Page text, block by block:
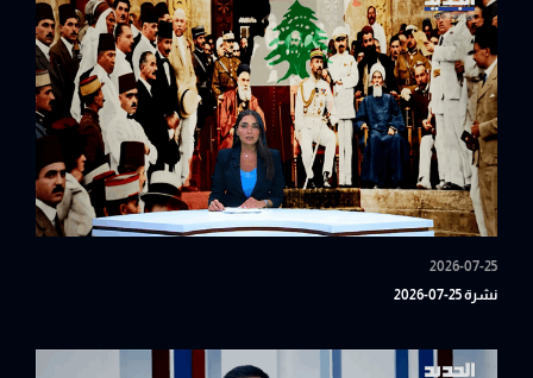
2026-07-25
نشرة 25-07-2026